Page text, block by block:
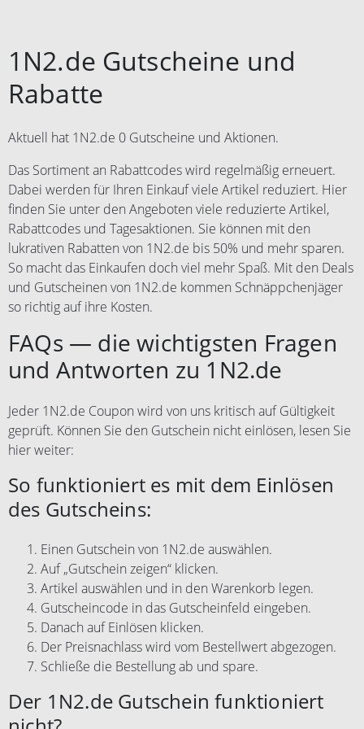
1N2.de Gutscheine und
Rabatte
Aktuell hat 1N2.de 0 Gutscheine und Aktionen.
Das Sortiment an Rabattcodes wird regelmäßig erneuert.
Dabei werden für Ihren Einkauf viele Artikel reduziert. Hier
finden Sie unter den Angeboten viele reduzierte Artikel,
Rabattcodes und Tagesaktionen. Sie können mit den
lukrativen Rabatten von 1N2.de bis 50% und mehr sparen.
So macht das Einkaufen doch viel mehr Spaß. Mit den Deals
und Gutscheinen von 1N2.de kommen Schnäppchenjäger
so richtig auf ihre Kosten.
FAQs — die wichtigsten Fragen
und Antworten zu 1N2.de
Jeder 1N2.de Coupon wird von uns kritisch auf Gültigkeit
geprüft. Können Sie den Gutschein nicht einlösen, lesen Sie
hier weiter:
So funktioniert es mit dem Einlösen
des Gutscheins:
Einen Gutschein von 1N2.de auswählen.
Auf „Gutschein zeigen“ klicken.
Artikel auswählen und in den Warenkorb legen.
Gutscheincode in das Gutscheinfeld eingeben.
Danach auf Einlösen klicken.
Der Preisnachlass wird vom Bestellwert abgezogen.
Schließe die Bestellung ab und spare.
Der 1N2.de Gutschein funktioniert